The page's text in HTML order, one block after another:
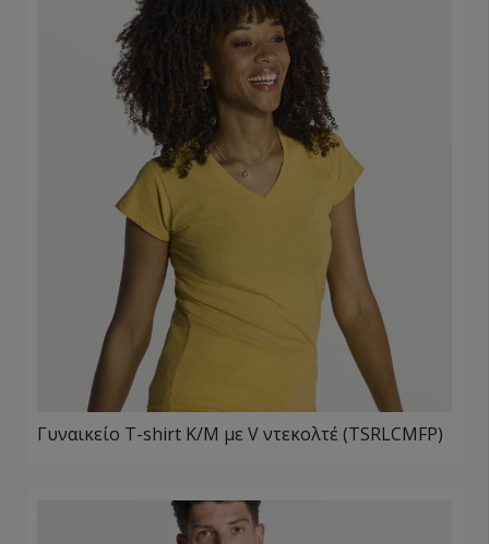
Γυναικείο T-shirt Κ/Μ με V ντεκολτέ (TSRLCMFP)